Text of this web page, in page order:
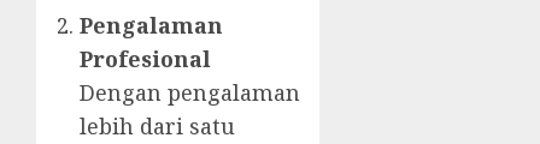
Pengalaman
Profesional
Dengan pengalaman
lebih dari satu